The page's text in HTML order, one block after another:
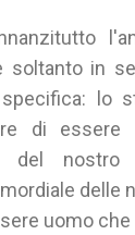
in
lo
di essere
del nostro
delle
uomo